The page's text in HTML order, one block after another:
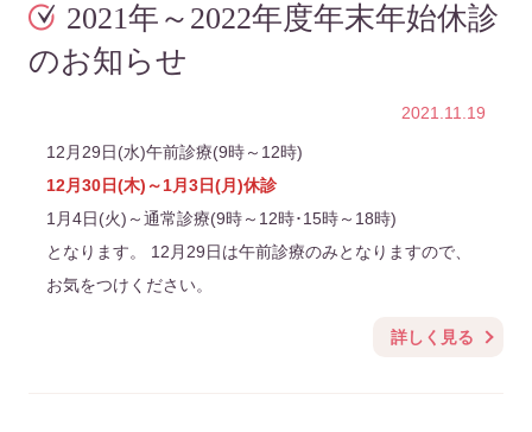
2021年～2022年度年末年始休診
のお知らせ
2021.11.19
12月29日(水)午前診療(9時～12時)
12月30日(木)～1月3日(月)休診
1月4日(火)～通常診療(9時～12時･15時～18時)
となります。 12月29日は午前診療のみとなりますので、
お気をつけください。
詳しく見る